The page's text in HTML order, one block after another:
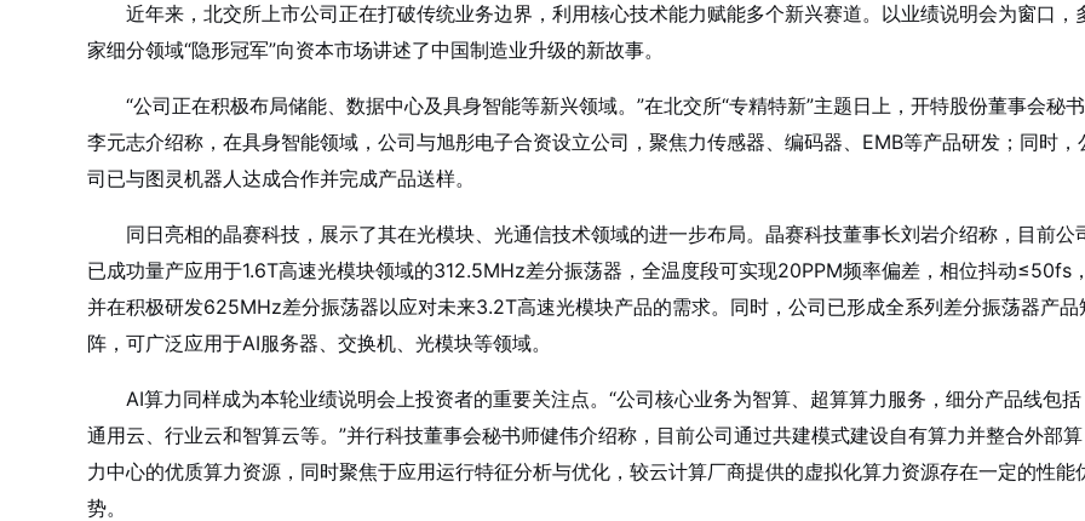
近年来，北交所上市公司正在打破传统业务边界，利用核心技术能力赋能多个新兴赛道。以业绩说明会为窗口，
家细分领域“隐形冠军”向资本市场讲述了中国制造业升级的新故事。
“公司正在积极布局储能、数据中心及具身智能等新兴领域。”在北交所“专精特新”主题日上，开特股份董事会秘书
李元志介绍称，在具身智能领域，公司与旭彤电子合资设立公司，聚焦力传感器、编码器、EMB等产品研发；同时，
司已与图灵机器人达成合作并完成产品送样。
同日亮相的晶赛科技，展示了其在光模块、光通信技术领域的进一步布局。晶赛科技董事长刘岩介绍称，目前公
已成功量产应用于1.6T高速光模块领域的312.5MHz差分振荡器，全温度段可实现20PPM频率偏差，相位抖动≤50fs，
并在积极研发625MHz差分振荡器以应对未来3.2T高速光模块产品的需求。同时，公司已形成全系列差分振荡器产品
阵，可广泛应用于AI服务器、交换机、光模块等领域。
AI算力同样成为本轮业绩说明会上投资者的重要关注点。“公司核心业务为智算、超算算力服务，细分产品线包括
通用云、行业云和智算云等。”并行科技董事会秘书师健伟介绍称，目前公司通过共建模式建设自有算力并整合外部算
力中心的优质算力资源，同时聚焦于应用运行特征分析与优化，较云计算厂商提供的虚拟化算力资源存在一定的性能
势。